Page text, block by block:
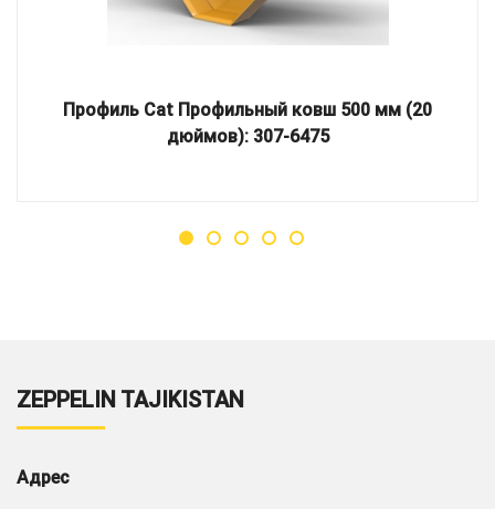
Профиль Cat Профильный ковш 500 мм (20
дюймов): 307-6475
ZEPPELIN TAJIKISTAN
Адрес